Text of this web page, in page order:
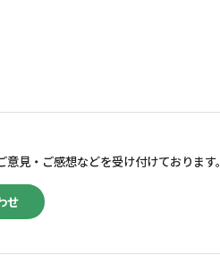
せ
意見・ご感想などを受け付けております。